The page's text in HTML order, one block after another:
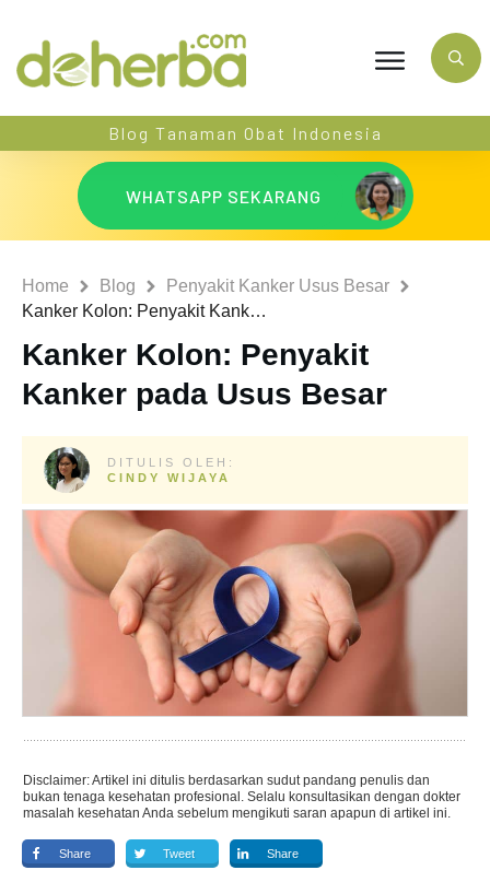
Blog Tanaman Obat Indonesia
WHATSAPP SEKARANG
Home Blog
Penyakit Kanker Usus Besar
Kanker Kolon: Penyakit Kanker pada Usus Besar
Kanker Kolon: Penyakit
Kanker pada Usus Besar
DITULIS OLEH:
CINDY WIJAYA
Disclaimer: Artikel ini ditulis berdasarkan sudut pandang penulis dan
bukan tenaga kesehatan profesional. Selalu konsultasikan dengan dokter
masalah kesehatan Anda sebelum mengikuti saran apapun di artikel ini.
Share Tweet Share